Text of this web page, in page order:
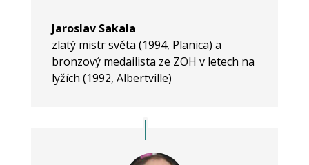
Jaroslav Sakala
zlatý mistr světa (1994, Planica) a
bronzový medailista ze ZOH v letech na
lyžích (1992, Albertville)